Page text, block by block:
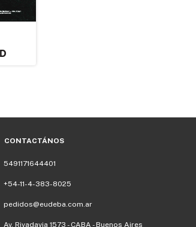
CONTACTÁNOS
5491171644401
+54-11-4-383-8025
pedidos@eudeba.com.ar
Av. Rivadavia 1573 - CABA - Buenos Aires